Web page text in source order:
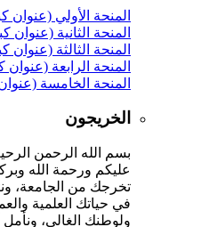
المنحة الأولي (عنوان
المنحة الثانية (عنوان
المنحة الثالثة (عنوان
المنحة الرابعة (عنوان
المنحة الخامسة
الخريجون
بسم الله الرحمن
عليكم ورحمة الله
تخرجك من الجامعة،
في حياتك العلمية
ولوطنك الغالي،